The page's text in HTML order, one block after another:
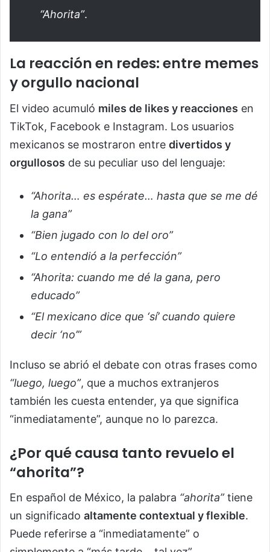
“Ahorita”.
La reacción en redes: entre memes
y orgullo nacional
El video acumuló miles de likes y reacciones en
TikTok, Facebook e Instagram. Los usuarios
mexicanos se mostraron entre divertidos y
orgullosos de su peculiar uso del lenguaje:
“Ahorita… es espérate… hasta que se me dé
la gana”
“Bien jugado con lo del oro”
“Lo entendió a la perfección”
“Ahorita: cuando me dé la gana, pero
educado”
“El mexicano dice que ‘sí’ cuando quiere
decir ‘no’”
Incluso se abrió el debate con otras frases como
“luego, luego”, que a muchos extranjeros
también les cuesta entender, ya que significa
“inmediatamente”, aunque no lo parezca.
¿Por qué causa tanto revuelo el
“ahorita”?
En español de México, la palabra “ahorita”tiene
un significado altamente contextual y flexible.
Puede referirse a “inmediatamente” o